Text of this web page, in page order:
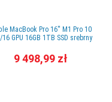
MacBook Pro 16'' M1 Pro 10
16 GPU 16GB 1TB SSD srebrny
9 498,99 zł